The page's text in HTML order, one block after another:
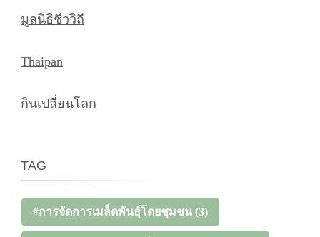
มูลนิธิชีววิถี
Thaipan
กินเปลี่ยนโลก
TAG
#การจัดการเมล็ดพันธุ์โดยชุมชน (3)